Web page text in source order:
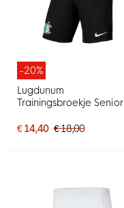
-20%
Lugdunum
Trainingsbroekje Senior
€ 14,40 € 18,00